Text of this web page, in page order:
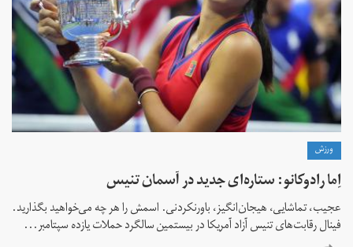
ورزش
اِما رادوکانو: ستاره‌ای جدید در آسمان تنیس
عجیب، تماشایی، هیجان‌انگیز، باورنکردنی. اسمش را هر چه می‌خواهید بگذارید.
فینال رقابت‌های تنیس آزاد آمریکا در بیستمین سالگرد حملات یازده سپتامبر...